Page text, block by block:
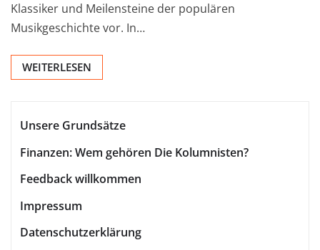
Klassiker und Meilensteine der populären
Musikgeschichte vor. In…
WEITERLESEN
Unsere Grundsätze
Finanzen: Wem gehören Die Kolumnisten?
Feedback willkommen
Impressum
Datenschutzerklärung